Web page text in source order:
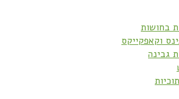
בחושות
וקאפקייקס
גבינה